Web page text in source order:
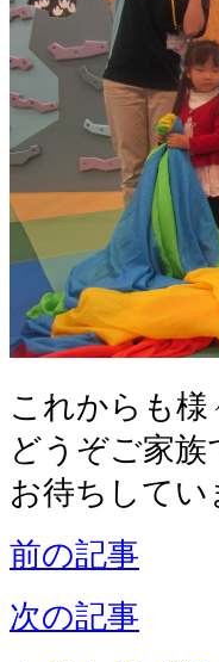
これからも
どうぞご家
お待ちしてい
前の記事
次の記事